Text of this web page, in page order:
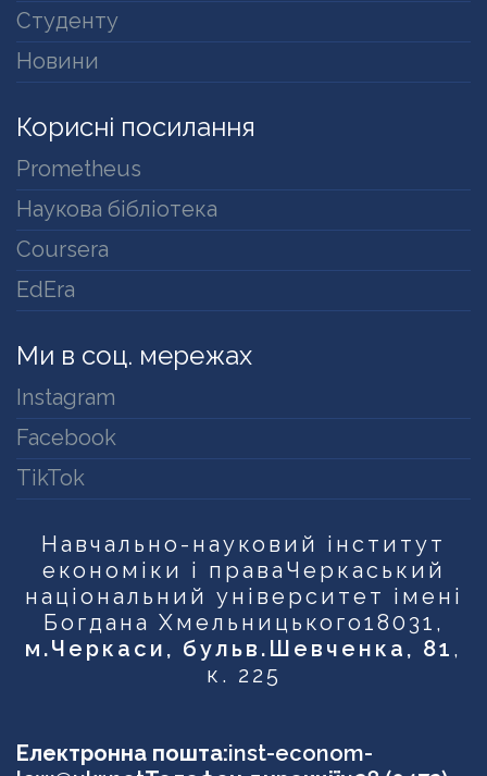
Студенту
Новини
Корисні посилання
Prometheus
Наукова бібліотека
Coursera
EdEra
Ми в соц. мережах
Instagram
Facebook
TikTok
Навчально-науковий інститут
економіки і права Черкаський
національний університет імені
Богдана Хмельницького18031,
м.Черкаси, бульв.Шевченка, 81 ,
к. 225
Електронна пошта:inst-econom-